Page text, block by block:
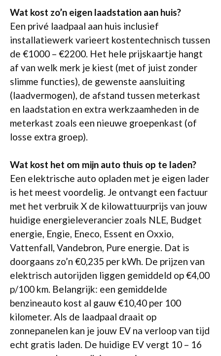
Wat kost zo’n eigen laadstation aan huis?
Een privé laadpaal aan huis inclusief
installatiewerk varieert kostentechnisch tussen
de €1000 – €2200. Het hele prijskaartje hangt
af van welk merk je kiest (met of juist zonder
slimme functies), de gewenste aansluiting
(laadvermogen), de afstand tussen meterkast
en laadstation en extra werkzaamheden in de
meterkast zoals een nieuwe groepenkast (of
losse extra groep).
Wat kost het om mijn auto thuis op te laden?
Een elektrische auto opladen met je eigen lader
is het meest voordelig. Je ontvangt een factuur
met het verbruik X de kilowattuurprijs van jouw
huidige energieleverancier zoals NLE, Budget
energie, Engie, Eneco, Essent en Oxxio,
Vattenfall, Vandebron, Pure energie. Dat is
doorgaans zo’n €0,235 per kWh. De prijzen van
elektrisch autorijden liggen gemiddeld op €4,00
p/100 km. Belangrijk: een gemiddelde
benzineauto kost al gauw €10,40 per 100
kilometer. Als de laadpaal draait op
zonnepanelen kan je jouw EV na verloop van tijd
echt gratis laden. De huidige EV vergt 10 – 16